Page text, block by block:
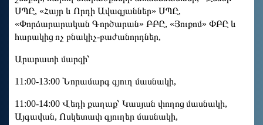
ՍՊԸ, «Հայր և Որդի Ավագյաններ» ՍՊԸ,
«Փորձարարական Գործարան» ԲԲԸ, «Յուքոմ» ՓԲԸ և
հարակից ոչ բնակիչ-բաժանորդներ,
Արարատի մարզի՝
11:00-13:00 Նորամարգ գյուղ մասնակի,
11:00-14:00 Վեդի քաղաք՝ Կասյան փողոց մասնակի,
Այգավան, Ոսկետափ գյուղեր մասնակի,